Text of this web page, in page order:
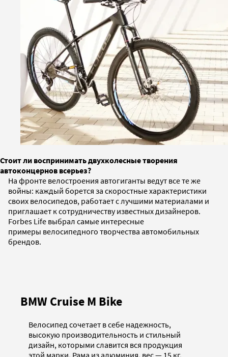
Стоит ли воспринимать двухколесные творения
автоконцернов всерьез?
На фронте велостроения автогиганты ведут все те же
войны: каждый борется за скоростные характеристики
своих велосипедов, работает с лучшими материалами и
приглашает к сотрудничеству известных дизайнеров.
Forbes Life выбрал самые интересные
примеры велосипедного творчества автомобильных
брендов.
BMW Cruise M Bike
Велосипед сочетает в себе надежность,
высокую производительность и стильный
дизайн, которыми славится вся продукция
этой марки. Рама из алюминия, вес — 15 кг,